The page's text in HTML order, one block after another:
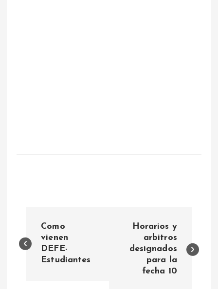
a
Como
vienen
DEFE-
Estudiantes
Horarios y
arbitros
designados
para la
fecha 10